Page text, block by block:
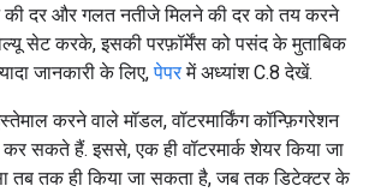
की दर और गलत नतीजे मिलने की दर को तय करने
सेट करके, इसकी परफ़ॉर्मेंस को पसंद के मुताबिक
जानकारी के लिए,पेपरमें अध्यांश C.8 देखें.
करने वाले मॉडल, वॉटरमार्किंग कॉन्फ़िगरेशन
सकते हैं. इससे, एक ही वॉटरमार्क शेयर किया जा
तब तक ही किया जा सकता है, जब तक डिटेक्टर के